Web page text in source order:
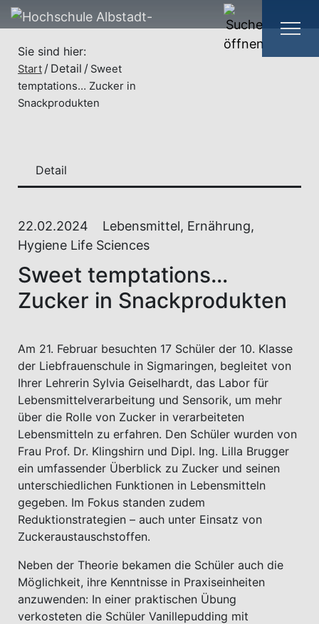
Sie sind hier:
Start Detail
Sweet
temptations… Zucker in
Snackprodukten
22.02.2024
Lebensmittel, Ernährung,
Hygiene Life Sciences
Sweet temptations…
Zucker in Snackprodukten
Am 21. Februar besuchten 17 Schüler der 10. Klasse
der Liebfrauenschule in Sigmaringen, begleitet von
Ihrer Lehrerin Sylvia Geiselhardt, das Labor für
Lebensmittelverarbeitung und Sensorik, um mehr
über die Rolle von Zucker in verarbeiteten
Lebensmitteln zu erfahren. Den Schüler wurden von
Frau Prof. Dr. Klingshirn und Dipl. Ing. Lilla Brugger
ein umfassender Überblick zu Zucker und seinen
unterschiedlichen Funktionen in Lebensmitteln
gegeben. Im Fokus standen zudem
Reduktionstrategien – auch unter Einsatz von
Zuckeraustauschstoffen.
Neben der Theorie bekamen die Schüler auch die
Möglichkeit, ihre Kenntnisse in Praxiseinheiten
anzuwenden: In einer praktischen Übung
verkosteten die Schüler Vanillepudding mit
Detail